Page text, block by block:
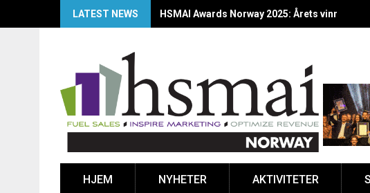
LATEST NEWS HSMAI Awards Norway 2025: Årets vinnere
HJEM NYHETER AKTIVITETER